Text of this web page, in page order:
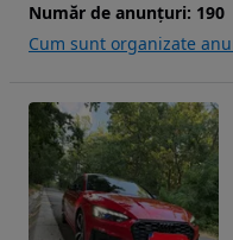
Număr de anunțuri: 190
Cum sunt organizate